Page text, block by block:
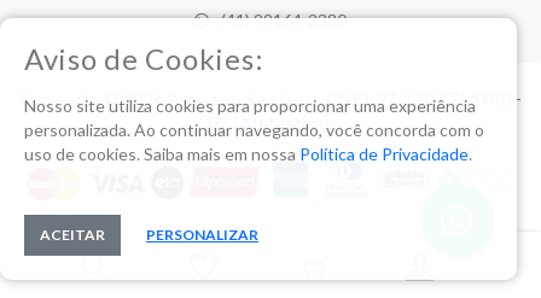
(41) 99164-2380
Copyright © 2026 Armazem Seu Luiz - CNPJ: 21.170.274/0001-
Metastore
Aviso de Cookies:
Nosso site utiliza cookies para proporcionar uma experiência
personalizada. Ao continuar navegando, você concorda com o
uso de cookies. Saiba mais em nossa Política de Privacidade.
ACEITAR PERSONALIZAR